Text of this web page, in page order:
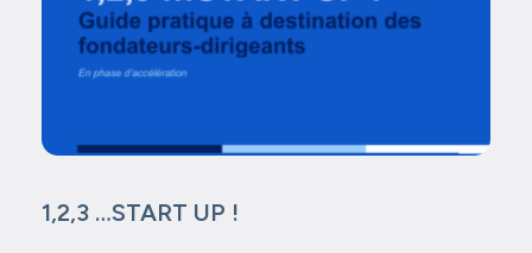
1,2,3 …START UP !